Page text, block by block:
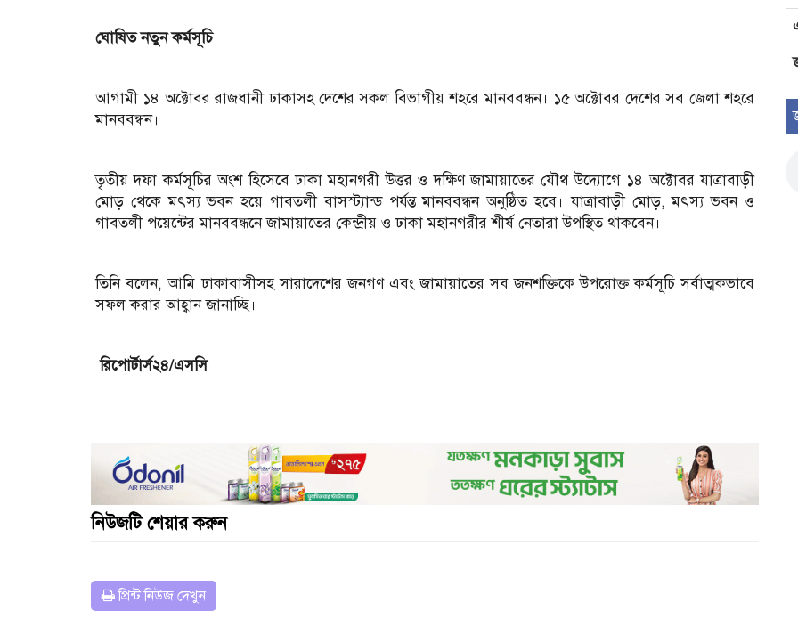
ঘোষিত নতুন কর্মসূচি
আগামী ১৪ অক্টোবর রাজধানী ঢাকাসহ দেশের সকল বিভাগীয় শহরে মানববন্ধন। ১৫ অক্টোবর দেশের সব জেলা শহরে
মানববন্ধন।
তৃতীয় দফা কর্মসূচির অংশ হিসেবে ঢাকা মহানগরী উত্তর ও দক্ষিণ জামায়াতের যৌথ উদ্যোগে ১৪ অক্টোবর যাত্রাবাড়ী
মোড় থেকে মৎস্য ভবন হয়ে গাবতলী বাসস্ট্যান্ড পর্যন্ত মানববন্ধন অনুষ্ঠিত হবে। যাত্রাবাড়ী মোড়, মৎস্য ভবন ও
গাবতলী পয়েন্টের মানববন্ধনে জামায়াতের কেন্দ্রীয় ও ঢাকা মহানগরীর শীর্ষ নেতারা উপস্থিত থাকবেন।
তিনি বলেন, আমি ঢাকাবাসীসহ সারাদেশের জনগণ এবং জামায়াতের সব জনশক্তিকে উপরোক্ত কর্মসূচি সর্বাত্মকভাবে
সফল করার আহ্বান জানাচ্ছি।
রিপোর্টার্স২৪/এসসি
নিউজটি শেয়ার করুন
প্রিন্ট নিউজ দেখুন